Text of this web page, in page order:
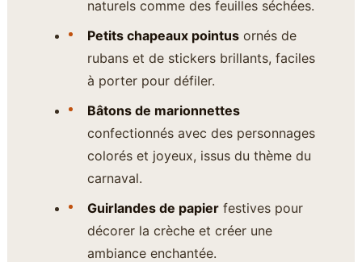
naturels comme des feuilles séchées.
Petits chapeaux pointusornés de
rubans et de stickers brillants, faciles
à porter pour défiler.
Bâtons de marionnettes
confectionnés avec des personnages
colorés et joyeux, issus du thème du
carnaval.
Guirlandes de papierfestives pour
décorer la crèche et créer une
ambiance enchantée.